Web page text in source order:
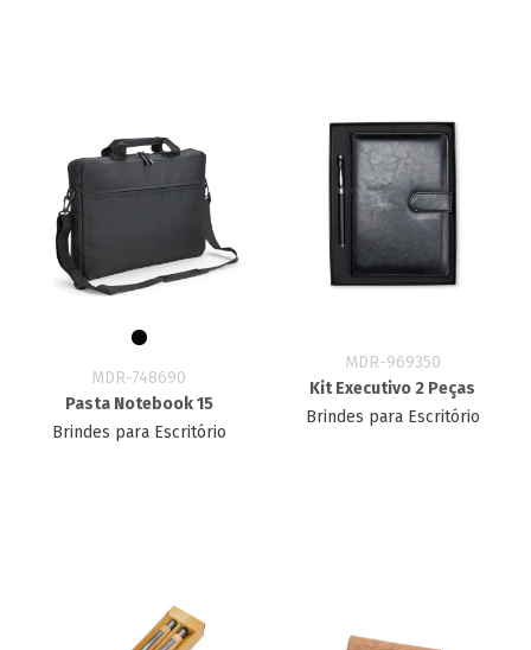
MDR-748690
Pasta Notebook 15
Brindes para Escritório
MDR-969350
Kit Executivo 2 Peças
Brindes para Escritório